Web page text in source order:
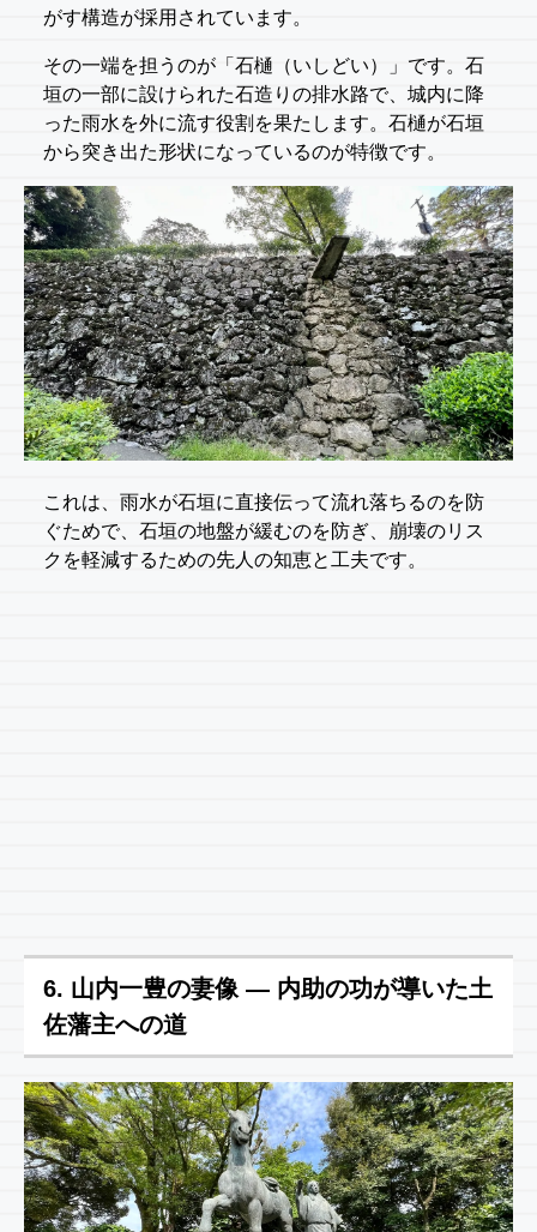
がす構造が採用されています。
その一端を担うのが「石樋（いしどい）」です。石
垣の一部に設けられた石造りの排水路で、城内に降
った雨水を外に流す役割を果たします。石樋が石垣
から突き出た形状になっているのが特徴です。
これは、雨水が石垣に直接伝って流れ落ちるのを防
ぐためで、石垣の地盤が緩むのを防ぎ、崩壊のリス
クを軽減するための先人の知恵と工夫です。
6. 山内一豊の妻像 — 内助の功が導いた土
佐藩主への道